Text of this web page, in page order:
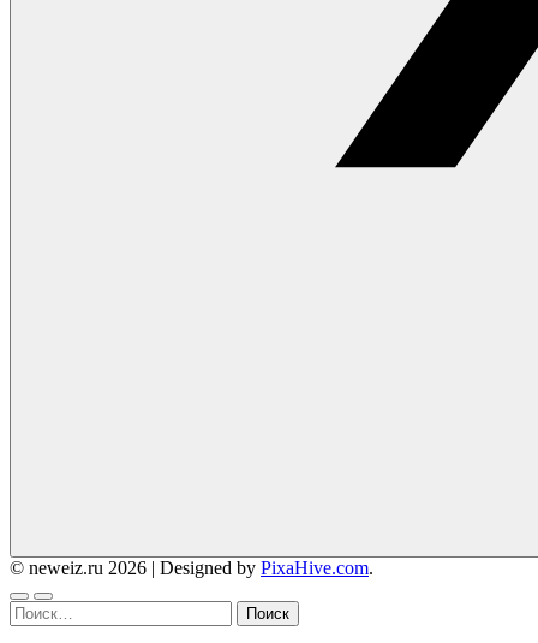
© neweiz.ru 2026 | Designed by PixaHive.com.
Найти: